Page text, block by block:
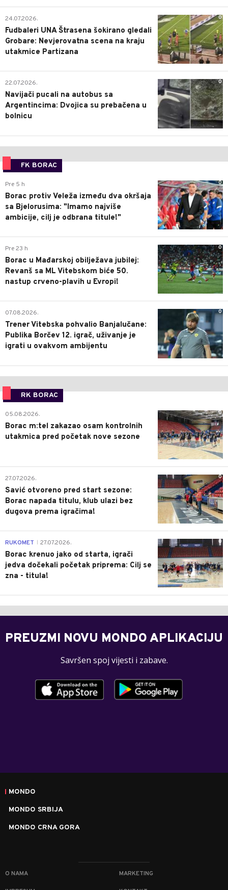
0
24.07.2026.
Fudbaleri UNA Štrasena šokirano gledali
Grobare: Nevjerovatna scena na kraju
utakmice Partizana
0
22.07.2026.
Navijači pucali na autobus sa
Argentincima: Dvojica su prebačena u
bolnicu
FK BORAC
0
Pre 5 h
Borac protiv Veleža između dva okršaja
sa Bjelorusima: "Imamo najviše
ambicije, cilj je odbrana titule!"
0
Pre 23 h
Borac u Mađarskoj obilježava jubilej:
Revanš sa ML Vitebskom biće 50.
nastup crveno-plavih u Evropi!
0
07.08.2026.
Trener Vitebska pohvalio Banjalučane:
Publika Borčev 12. igrač, uživanje je
igrati u ovakvom ambijentu
RK BORAC
0
05.08.2026.
Borac m:tel zakazao osam kontrolnih
utakmica pred početak nove sezone
0
27.07.2026.
Savić otvoreno pred start sezone:
Borac napada titulu, klub ulazi bez
dugova prema igračima!
0
RUKOMET 27.07.2026.
Borac krenuo jako od starta, igrači
jedva dočekali početak priprema: Cilj se
zna - titula!
PREUZMI NOVU MONDO APLIKACIJU
Savršen spoj vijesti i zabave.
MONDO
MONDO SRBIJA
MONDO CRNA GORA
O NAMA MARKETING